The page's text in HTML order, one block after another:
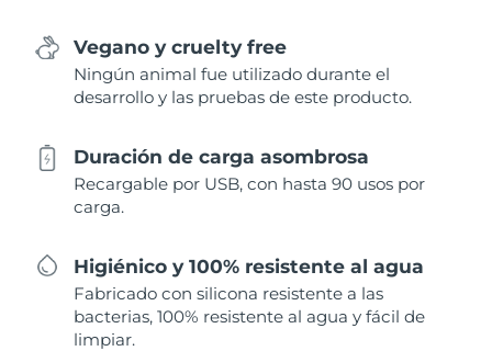
Vegano y cruelty free
Ningún animal fue utilizado durante el
desarrollo y las pruebas de este producto.
Duración de carga asombrosa
Recargable por USB, con hasta 90 usos por
carga.
Higiénico y 100% resistente al agua
Fabricado con silicona resistente a las
bacterias, 100% resistente al agua y fácil de
limpiar.